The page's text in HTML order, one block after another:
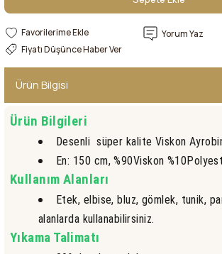
Sepete EkleYorum Yaz
Fiyatı Düşünce Haber Ver
Ürün Bilgisi
Ürün Bilgileri
Desenli süper kalite Viskon
En: 150 cm, %90Viskon
Kullanım Alanları
Etek, elbise, bluz, gömlek, tunik,
alanlarda kullanabilirsiniz.
Yıkama Talimatı